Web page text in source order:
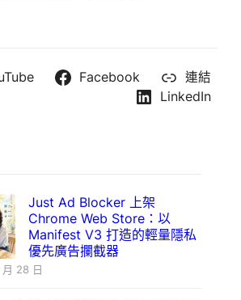
Facebook
連結
LinkedIn
Just Ad Blocker 上架
Chrome Web Store：以
Manifest V3 打造的輕量隱私
優先廣告攔截器
28 日